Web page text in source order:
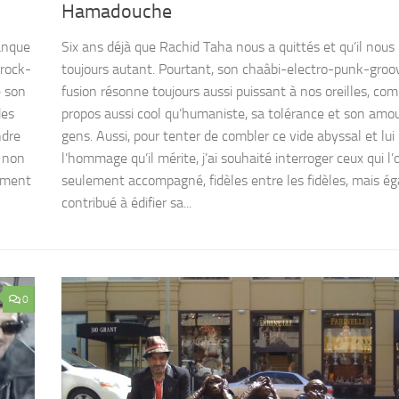
son
Hamadouche
Six ans déjà que Rachid Taha nous a quittés et qu’il
toujours autant. Pourtant, son chaâbi-electro-punk-
fusion résonne toujours aussi puissant à nos oreilles,
propos aussi cool qu’humaniste, sa tolérance et son
gens. Aussi, pour tenter de combler ce vide abyssal et lui
l’hommage qu’il mérite, j’ai souhaité interroger ceux qui
seulement accompagné, fidèles entre les fidèles, mais
contribué à édifier sa...
0